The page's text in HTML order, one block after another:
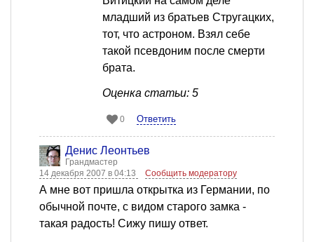
младший из братьев Стругацких,
тот, что астроном. Взял себе
такой псевдоним после смерти
брата.
Оценка статьи: 5
0 Ответить
Денис Леонтьев
Грандмастер
14 декабря 2007 в 04:13
Сообщить модератору
А мне вот пришла открытка из Германии, по
обычной почте, с видом старого замка -
такая радость! Сижу пишу ответ.